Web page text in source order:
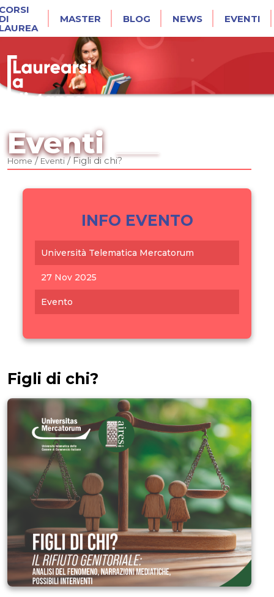
MASTER BLOG NEWS EVENTI
Eventi
Home/Eventi/Figli di chi?
INFO EVENTO
Università Telematica Mercatorum
27 Nov 2025
Evento
Figli di chi?